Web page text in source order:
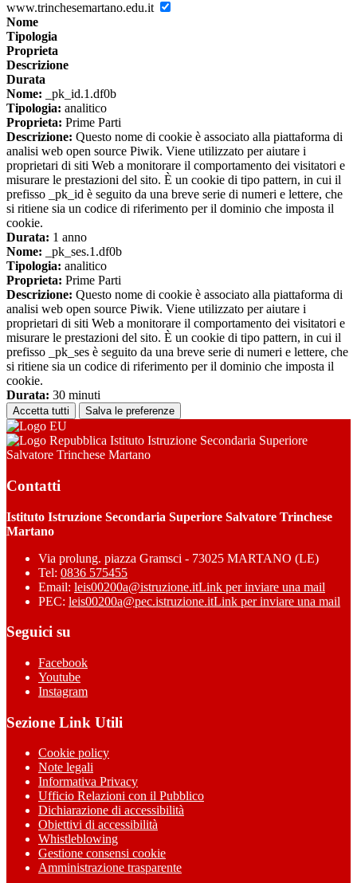
www.trinchesemartano.edu.it
Nome
Tipologia
Proprieta
Descrizione
Durata
Nome: _pk_id.1.df0b
Tipologia: analitico
Proprieta: Prime Parti
Descrizione: Questo nome di cookie è associato alla piattaforma di
analisi web open source Piwik. Viene utilizzato per aiutare i
proprietari di siti Web a monitorare il comportamento dei visitatori e
misurare le prestazioni del sito. È un cookie di tipo pattern, in cui il
prefisso _pk_id è seguito da una breve serie di numeri e lettere, che
si ritiene sia un codice di riferimento per il dominio che imposta il
cookie.
Durata: 1 anno
Nome: _pk_ses.1.df0b
Tipologia: analitico
Proprieta: Prime Parti
Descrizione: Questo nome di cookie è associato alla piattaforma di
analisi web open source Piwik. Viene utilizzato per aiutare i
proprietari di siti Web a monitorare il comportamento dei visitatori e
misurare le prestazioni del sito. È un cookie di tipo pattern, in cui il
prefisso _pk_ses è seguito da una breve serie di numeri e lettere, che
si ritiene sia un codice di riferimento per il dominio che imposta il
cookie.
Durata: 30 minuti
Accetta tutti Salva le preferenze
Istituto Istruzione Secondaria Superiore
Salvatore Trinchese Martano
Contatti
Istituto Istruzione Secondaria Superiore Salvatore Trinchese
Martano
Via prolung. piazza Gramsci - 73025 MARTANO (LE)
Tel: 0836 575455
Email: leis00200a@istruzione.itLink per inviare una mail
PEC: leis00200a@pec.istruzione.itLink per inviare una mail
Seguici su
Facebook
Youtube
Instagram
Sezione Link Utili
Cookie policy
Note legali
Informativa Privacy
Ufficio Relazioni con il Pubblico
Dichiarazione di accessibilità
Obiettivi di accessibilità
Whistleblowing
Gestione consensi cookie
Amministrazione trasparente